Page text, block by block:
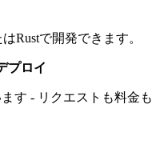
Rustで開発できます。
プロイ
す - リクエストも料金も